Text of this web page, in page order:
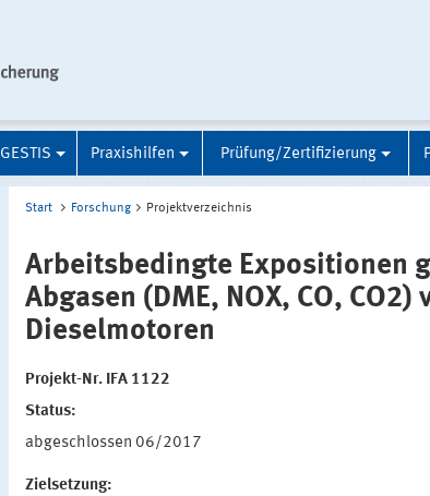
GESTIS Praxishilfen Prüfung/Zertifizierung
Start Forschung Projektverzeichnis
Arbeitsbedingte Expositionen
Abgasen (DME, NOX, CO, CO2)
Dieselmotoren
Projekt-Nr. IFA 1122
Status:
abgeschlossen 06/2017
Zielsetzung: